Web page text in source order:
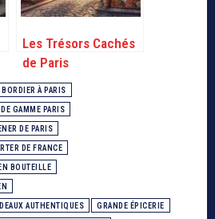
Les Trésors Cachés
de Paris
À PARIS
GAMME PARIS
DE PARIS
DE FRANCE
BOUTEILLE
AUTHENTIQUES GRANDE ÉPICERIE